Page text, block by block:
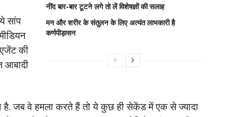
नींद बार-बार टूटने लगे तो लें विशेषज्ञों की सलाह
मन और शरीर के संतुलन के लिए अत्यंत लाभकारी है
कर्णपीड़ासन
सांप
की
आबादी
है. जब वे हमला करते हैं तो ये कुछ ही सेकेंड में एक से ज्यादा